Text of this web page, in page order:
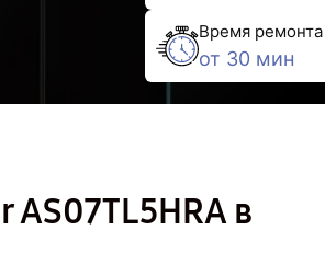
Время ремонта
от 30 мин
в